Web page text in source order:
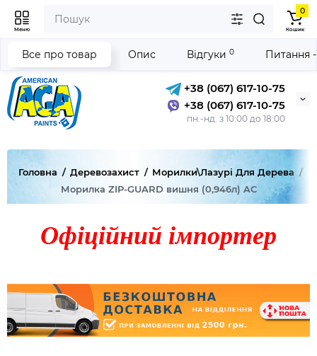
+38 (067) 617-10-75
+38 (067) 617-10-75
пн.-нд. з 10:00 до 18:00
Меню
0
Кошик
Головна Деревозахист
Морилки\лазурі Для Дерева
Морилка ZIP-GUARD вишня (0,946л) AC
Офіційний імпортер
Все про товар Опис Відгуки 0 Питання